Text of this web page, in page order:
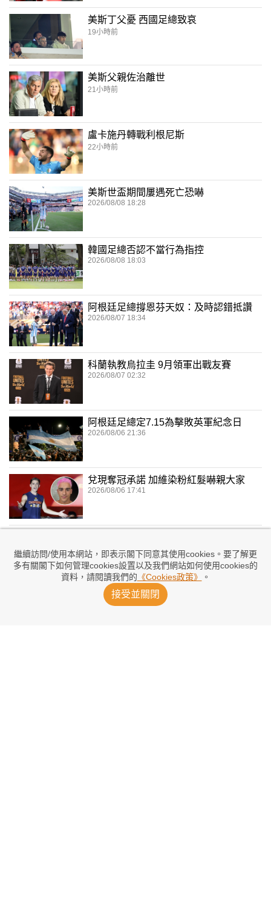
繼續訪問/使用本網站，即表示閣下同意其使用cookies。要了解更
多有關閣下如何管理cookies設置以及我們網站如何使用cookies的
資料，請閱讀我們的 《Cookies政策》 。
接受並關閉
美斯丁父憂 西國足總致哀
19小時前
美斯父親佐治離世
21小時前
盧卡施丹轉戰利根尼斯
22小時前
美斯世盃期間屢遇死亡恐嚇
2026/08/08 18:28
韓國足總否認不當行為指控
2026/08/08 18:03
阿根廷足總撐恩芬天奴：及時認錯抵讚
2026/08/07 18:34
科蘭執教烏拉圭 9月領軍出戰友賽
2026/08/07 02:32
阿根廷足總定7.15為擊敗英軍紀念日
2026/08/06 21:36
兌現奪冠承諾 加維染粉紅髮嚇親大家
2026/08/06 17:41
2026/08/06 16:11
美斯2射1傳破北美聯賽盃紀錄
2026/08/06 13:48